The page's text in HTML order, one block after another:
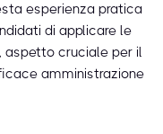
esperienza pratica
di applicare le
aspetto cruciale per il
amministrazione